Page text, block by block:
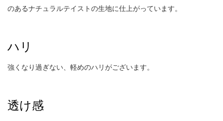
のあるナチュラルテイストの生地に仕上がっています。
ハリ
強くなり過ぎない、軽めのハリがございます。
透け感